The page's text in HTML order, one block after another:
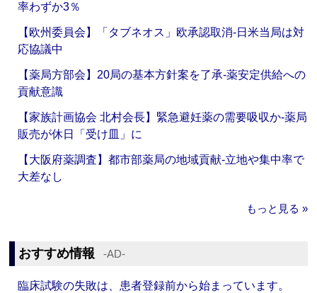
率わずか3％
【欧州委員会】「タブネオス」欧承認取消‐日米当局は対
応協議中
【薬局方部会】20局の基本方針案を了承‐薬安定供給への
貢献意識
【家族計画協会 北村会長】緊急避妊薬の需要吸収か‐薬局
販売が休日「受け皿」に
【大阪府薬調査】都市部薬局の地域貢献‐立地や集中率で
大差なし
もっと見る »
おすすめ情報 ‐AD‐
臨床試験の失敗は、患者登録前から始まっています。